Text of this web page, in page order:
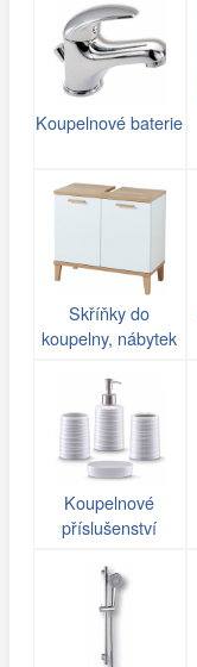
Koupelnové baterie
Skříňky do
koupelny, nábytek
Koupelnové
příslušenství